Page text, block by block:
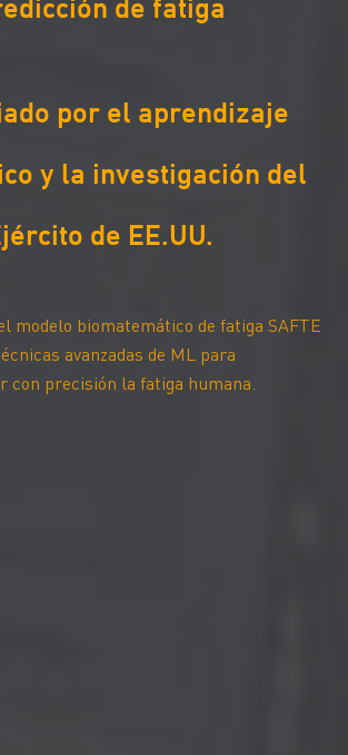
de fatiga
por el aprendizaje
y la investigación del
de EE.UU.
modelo biomatemático de fatiga SAFTE
avanzadas de ML para
con precisión la fatiga humana.